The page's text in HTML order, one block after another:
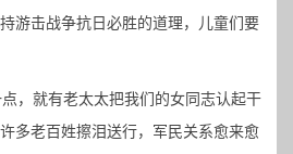
游击战争抗日必胜的道理，儿童们要
，就有老太太把我们的女同志认起干
多老百姓擦泪送行，军民关系愈来愈